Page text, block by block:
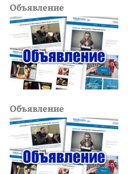
Объявление
Объявление